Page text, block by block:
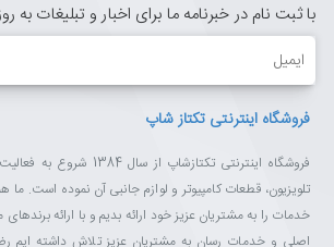
با ثبت نام در خبرنامه ما برای اخبار و تبلیغات به
ایمیل
فروشگاه اینترنتی تکتاز شاپ
فروشگاه اینترنتی تکتازشاپ
تلویزیون، قطعات کامپیوتر و لوازم جانبی آن نموده است. ما
خدمات را به مشتریان عزیز خود ارائه بدیم و با ارائه
اصلی و خدمات رسان به مشتریان عزیز تلاش داشته ایم